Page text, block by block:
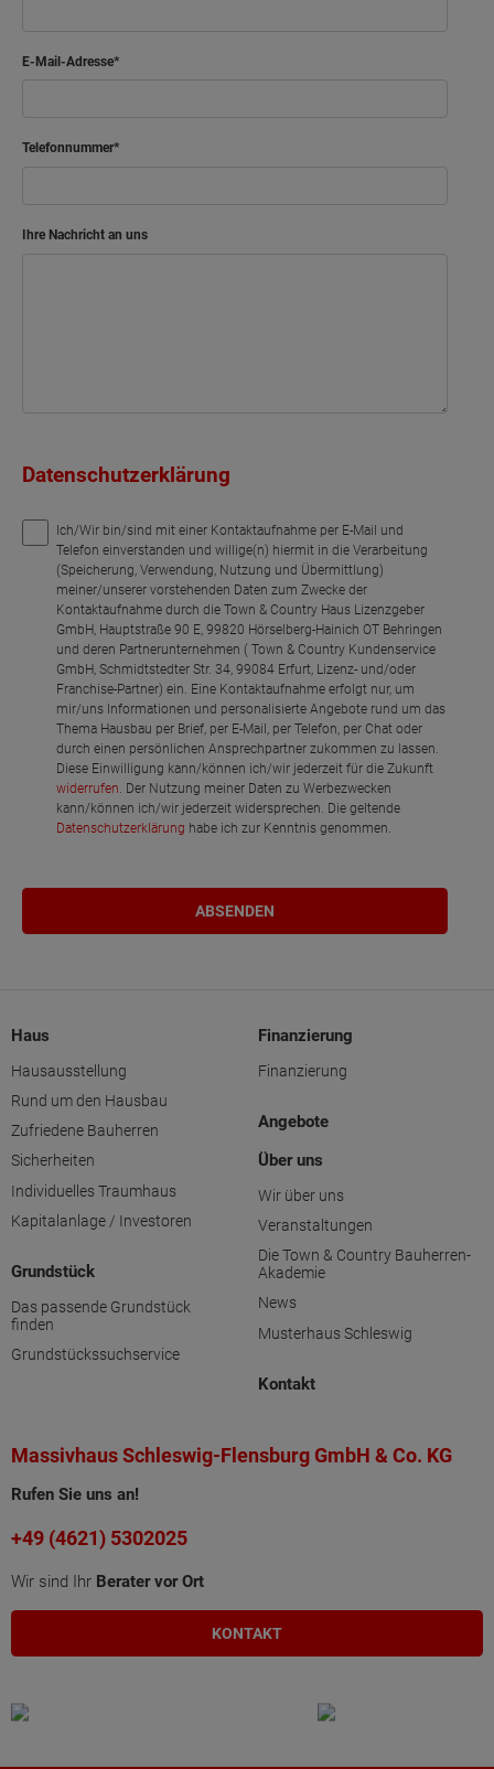
E-Mail-Adresse
Telefonnummer
Ihre Nachricht an uns
Datenschutzerklärung
Ich/Wir bin/sind mit einer Kontaktaufnahme per E-Mail und
Telefon einverstanden und willige(n) hiermit in die Verarbeitung
(Speicherung, Verwendung, Nutzung und Übermittlung)
meiner/unserer vorstehenden Daten zum Zwecke der
Kontaktaufnahme durch die Town & Country Haus Lizenzgeber
GmbH, Hauptstraße 90 E, 99820 Hörselberg-Hainich OT Behringen
und deren Partnerunternehmen ( Town & Country Kundenservice
GmbH, Schmidtstedter Str. 34, 99084 Erfurt, Lizenz- und/oder
Franchise-Partner) ein. Eine Kontaktaufnahme erfolgt nur, um
mir/uns Informationen und personalisierte Angebote rund um das
Thema Hausbau per Brief, per E-Mail, per Telefon, per Chat oder
durch einen persönlichen Ansprechpartner zukommen zu lassen.
Diese Einwilligung kann/können ich/wir jederzeit für die Zukunft
widerrufen. Der Nutzung meiner Daten zu Werbezwecken
kann/können ich/wir jederzeit widersprechen. Die geltende
Datenschutzerklärung habe ich zur Kenntnis genommen.
Haus
Hausausstellung
Rund um den Hausbau
Zufriedene Bauherren
Sicherheiten
Individuelles Traumhaus
Kapitalanlage / Investoren
Grundstück
Das passende Grundstück
finden
Grundstückssuchservice
Finanzierung
Finanzierung
Angebote
Über uns
Wir über uns
Veranstaltungen
Die Town & Country Bauherren-
Akademie
News
Musterhaus Schleswig
Kontakt
Massivhaus Schleswig-Flensburg GmbH & Co. KG
Rufen Sie uns an!
+49 (4621) 5302025
Wir sind Ihr Berater vor Ort
KONTAKT